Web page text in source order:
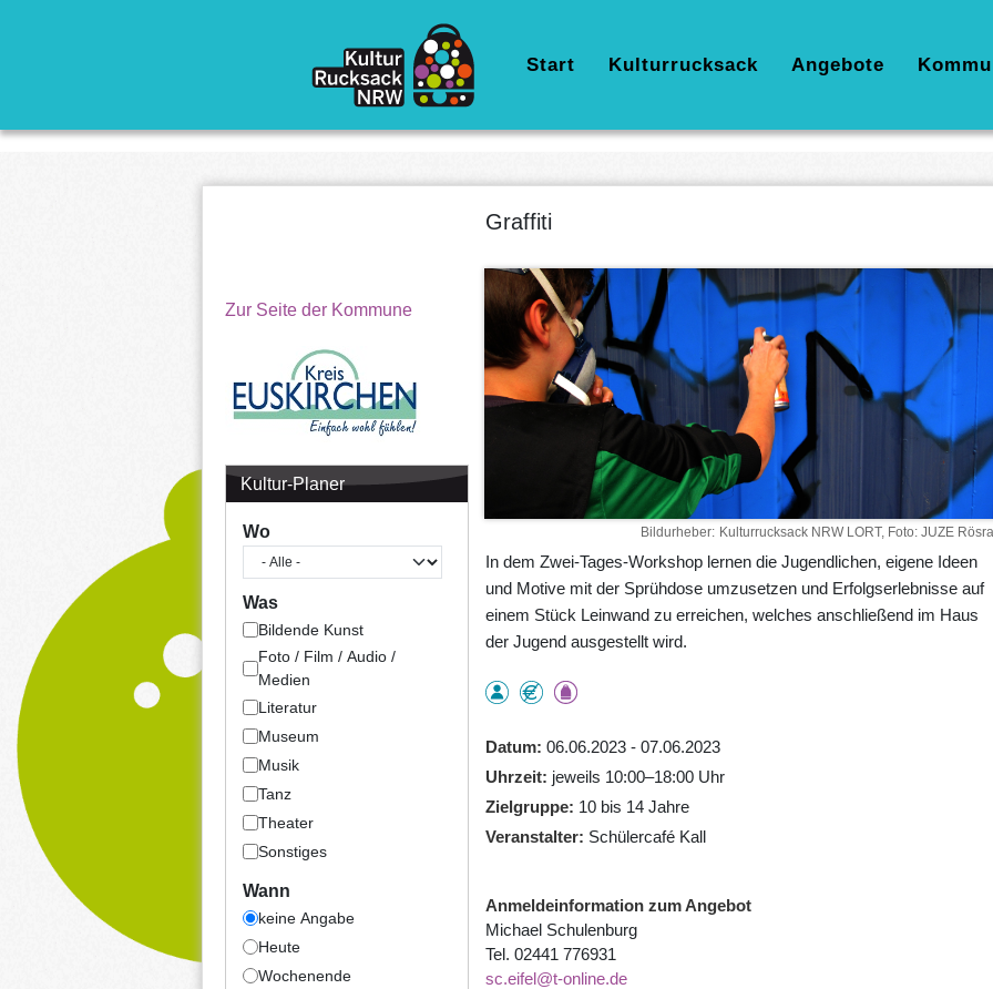
Hauptnavigation
Start Kulturrucksack Angebote
Zur Seite der Kommune
Kultur-Planer
Wo
Was
Bildende Kunst
Foto / Film / Audio /
Medien
Literatur
Museum
Musik
Tanz
Theater
Sonstiges
Wann
keine Angabe
Heute
Wochenende
Graffiti
Bildurheber Kulturrucksack NRW LORT, Foto: JUZE
In dem Zwei-Tages-Workshop lernen die Jugendlichen, eigene Ideen
und Motive mit der Sprühdose umzusetzen und Erfolgserlebnisse auf
einem Stück Leinwand zu erreichen, welches anschließend im Haus
der Jugend ausgestellt wird.
Datum 06.06.2023 - 07.06.2023
Uhrzeit
jeweils 10:00–18:00 Uhr
Zielgruppe
10 bis 14 Jahre
Veranstalter
Schülercafé Kall
Anmeldeinformation zum Angebot
Michael Schulenburg
Tel. 02441 776931
sc.eifel@t-online.de